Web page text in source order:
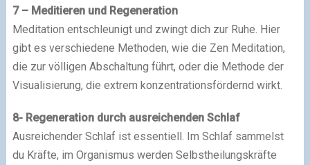
7 – Meditieren und Regeneration
Meditation entschleunigt und zwingt dich zur Ruhe. Hier
gibt es verschiedene Methoden, wie die Zen Meditation,
die zur völligen Abschaltung führt, oder die Methode der
Visualisierung, die extrem konzentrationsfördernd wirkt.
8- Regeneration durch ausreichenden Schlaf
Ausreichender Schlaf ist essentiell. Im Schlaf sammelst
du Kräfte, im Organismus werden Selbstheilungskräfte